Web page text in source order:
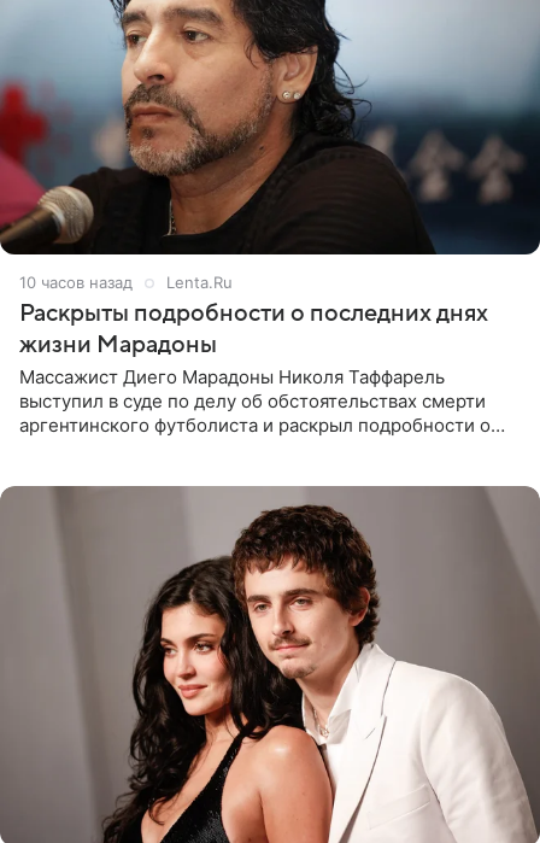
10 часов назад Lenta.Ru
Раскрыты подробности о последних днях
жизни Марадоны
Массажист Диего Марадоны Николя Таффарель
выступил в суде по делу об обстоятельствах смерти
аргентинского футболиста и раскрыл подробности о